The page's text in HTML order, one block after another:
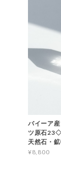
バイーア
ツ原石
天然石・
¥8,800